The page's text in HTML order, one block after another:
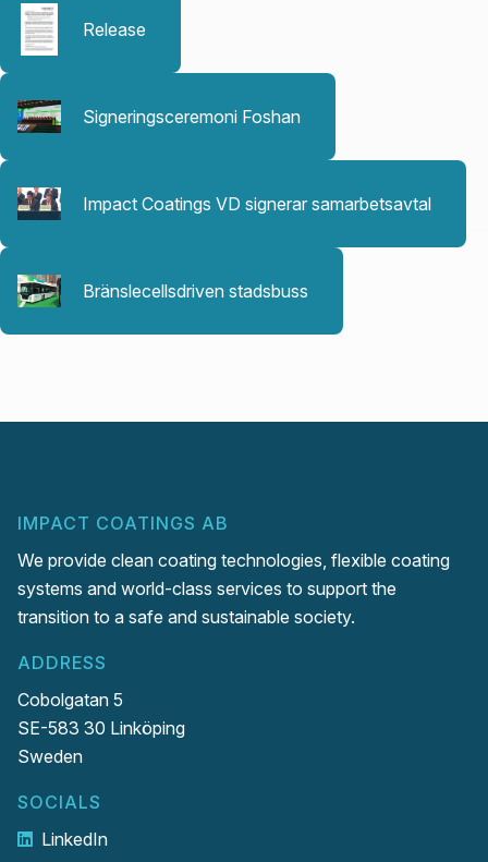
Release
Signeringsceremoni Foshan
Impact Coatings VD signerar samarbetsavtal
Bränslecellsdriven stadsbuss
IMPACT COATINGS AB
We provide clean coating technologies, flexible coating
systems and world-class services to support the
transition to a safe and sustainable society.
ADDRESS
Cobolgatan 5
SE-583 30 Linköping
Sweden
SOCIALS
LinkedIn